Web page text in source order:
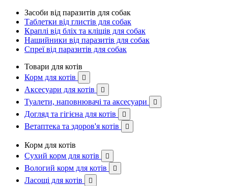
Засоби від паразитів для собак
Таблетки від глистів для собак
Краплі від бліх та кліщів для собак
Нашийники від паразитів для собак
Спреї від паразитів для собак
Товари для котів
Корм для котів

Аксесуари для котів 
Туалети, наповнювачі та аксесуари 
Догляд та гігієна для котів 
Ветаптека та здоров'я котів 
Корм для котів
Сухий корм для котів

Вологий корм для котів 
Ласощі для котів 